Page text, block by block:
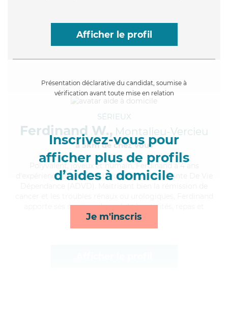
Afficher le profil
Présentation déclarative du candidat, soumise à
vérification avant toute mise en relation
Inscrivez-vous pour
afficher plus de profils
d’aides à domicile
Je m'inscris
SÉRIEUX
Ferdinand W., Montalieu-Vercieu
à 5km de chez Vous
, joyeux et humain, Ferdinand a 4 ans
d'expérience et possède un diplôme d'Assistante De Vie
apporte ses services de mobilité, activités, repas et
compagnie/loisirs*